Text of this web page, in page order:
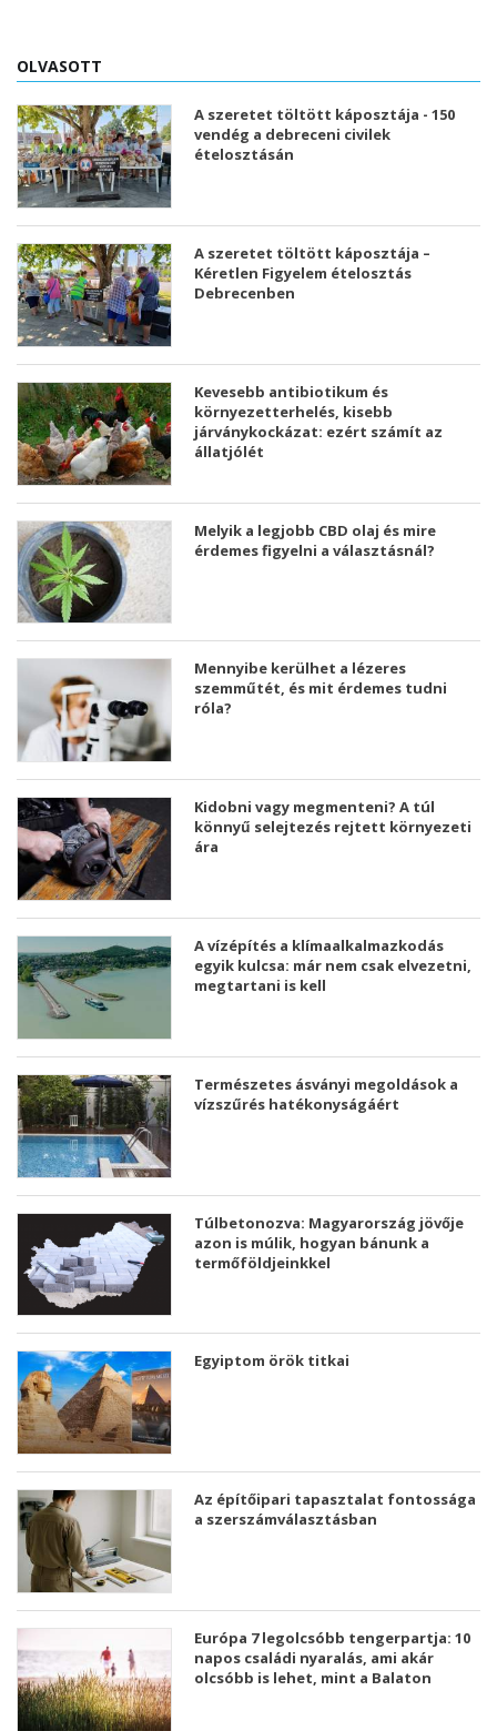
OLVASOTT
A szeretet töltött káposztája - 150
vendég a debreceni civilek
ételosztásán
A szeretet töltött káposztája –
Kéretlen Figyelem ételosztás
Debrecenben
Kevesebb antibiotikum és
környezetterhelés, kisebb
járványkockázat: ezért számít az
állatjólét
Melyik a legjobb CBD olaj és mire
érdemes figyelni a választásnál?
Mennyibe kerülhet a lézeres
szemműtét, és mit érdemes tudni
róla?
Kidobni vagy megmenteni? A túl
könnyű selejtezés rejtett környezeti
ára
A vízépítés a klímaalkalmazkodás
egyik kulcsa: már nem csak elvezetni,
megtartani is kell
Természetes ásványi megoldások a
vízszűrés hatékonyságáért
Túlbetonozva: Magyarország jövője
azon is múlik, hogyan bánunk a
termőföldjeinkkel
Egyiptom örök titkai
Az építőipari tapasztalat fontossága
a szerszámválasztásban
Európa 7 legolcsóbb tengerpartja: 10
napos családi nyaralás, ami akár
olcsóbb is lehet, mint a Balaton